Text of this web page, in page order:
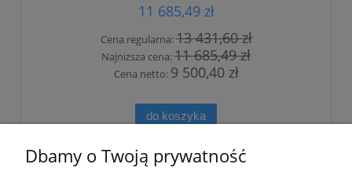
11 685,49 zł
Cena regularna:13 431,60 zł
Najniższa cena:11 685,49 zł
Cena netto: 9 500,40 zł
do koszyka
Dbamy o Twoją prywatność